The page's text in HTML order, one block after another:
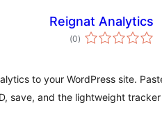
Reignat Analytics
(0 ئومۇمىي
دەرىجە
)
to your WordPress site.
save, and the lightweight tracker